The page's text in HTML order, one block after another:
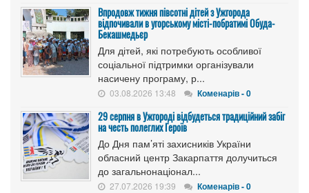
Впродовж тижня півсотні дітей з Ужгорода
відпочивали в угорському місті-побратимі Обуда-
Бекашмедьєр
Для дітей, які потребують особливої
соціальної підтримки організували
насичену програму, р...
03.08.2026 13:48 Коменарів - 0
29 серпня в Ужгороді відбудеться традиційний забіг
на честь полеглих Героїв
До Дня пам’яті захисників України
обласний центр Закарпаття долучиться
до загальнонаціонал...
27.07.2026 19:39 Коменарів - 0